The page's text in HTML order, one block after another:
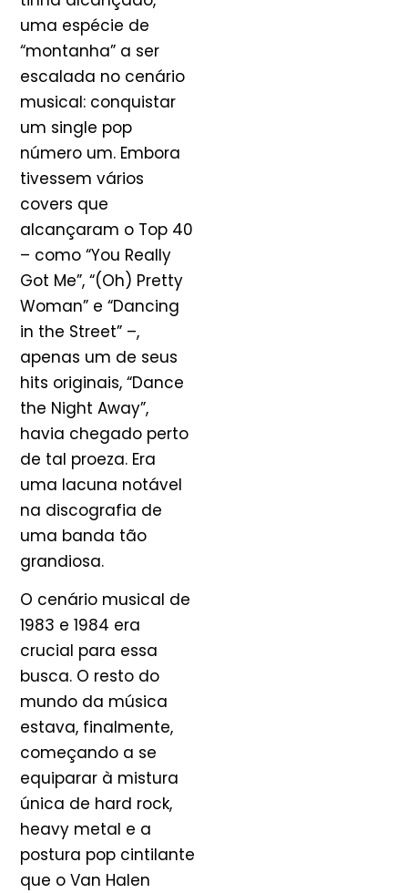
uma espécie de
“montanha” a ser
escalada no cenário
musical: conquistar
um single pop
número um. Embora
tivessem vários
covers que
alcançaram o Top 40
– como “You Really
Got Me”, “(Oh) Pretty
Woman” e “Dancing
in the Street” –,
apenas um de seus
hits originais, “Dance
the Night Away”,
havia chegado perto
de tal proeza. Era
uma lacuna notável
na discografia de
uma banda tão
grandiosa.
O cenário musical de
1983 e 1984 era
crucial para essa
busca. O resto do
mundo da música
estava, finalmente,
começando a se
equiparar à mistura
única de hard rock,
heavy metal e a
postura pop cintilante
que o Van Halen